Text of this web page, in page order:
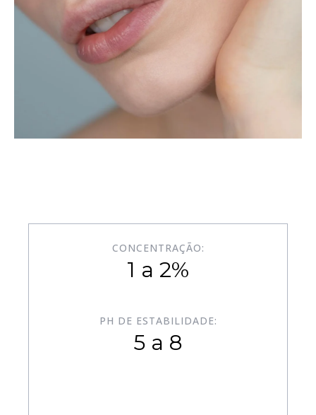
CONCENTRAÇÃO:
1 a 2%
PH DE ESTABILIDADE:
5 a 8